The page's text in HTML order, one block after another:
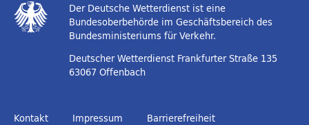
Der Deutsche Wetterdienst ist eine
Bundesoberbehörde im Geschäftsbereich des
Bundesministeriums für Verkehr.
Deutscher Wetterdienst Frankfurter Straße 135
63067 Offenbach
Kontakt Impressum Barrierefreiheit